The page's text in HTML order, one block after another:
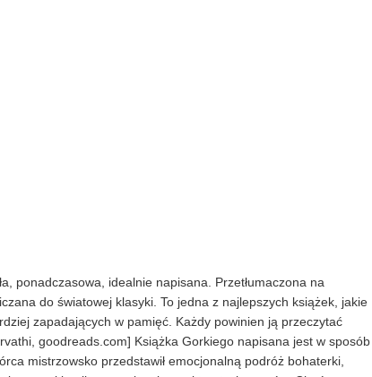
ponadczasowa, idealnie napisana. Przetłumaczona na
do światowej klasyki. To jedna z najlepszych książek, jakie
zapadających w pamięć. Każdy powinien ją przeczytać
goodreads.com] Książka Gorkiego napisana jest w sposób
mistrzowsko przedstawił emocjonalną podróż bohaterki,